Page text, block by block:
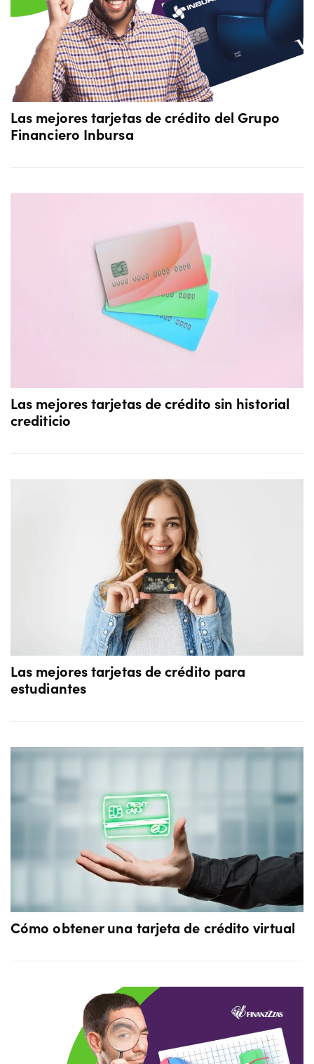
Las mejores tarjetas de crédito del Grupo
Financiero Inbursa
Las mejores tarjetas de crédito sin historial
crediticio
Las mejores tarjetas de crédito para
estudiantes
Cómo obtener una tarjeta de crédito virtual